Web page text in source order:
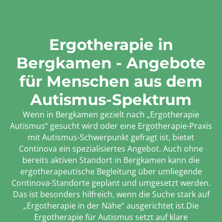
Ergotherapie in
Bergkamen - Angebote
für Menschen aus dem
Autismus-Spektrum
Wenn in Bergkamen gezielt nach „Ergotherapie
Autismus“ gesucht wird oder eine Ergotherapie-Praxis
mit Autismus-Schwerpunkt gefragt ist, bietet
Continova ein spezialisiertes Angebot. Auch ohne
bereits aktiven Standort in Bergkamen kann die
ergotherapeutische Begleitung über umliegende
Continova-Standorte geplant und umgesetzt werden.
Das ist besonders hilfreich, wenn die Suche stark auf
„Ergotherapie in der Nähe“ ausgerichtet ist.Die
Ergotherapie für Autismus setzt auf klare